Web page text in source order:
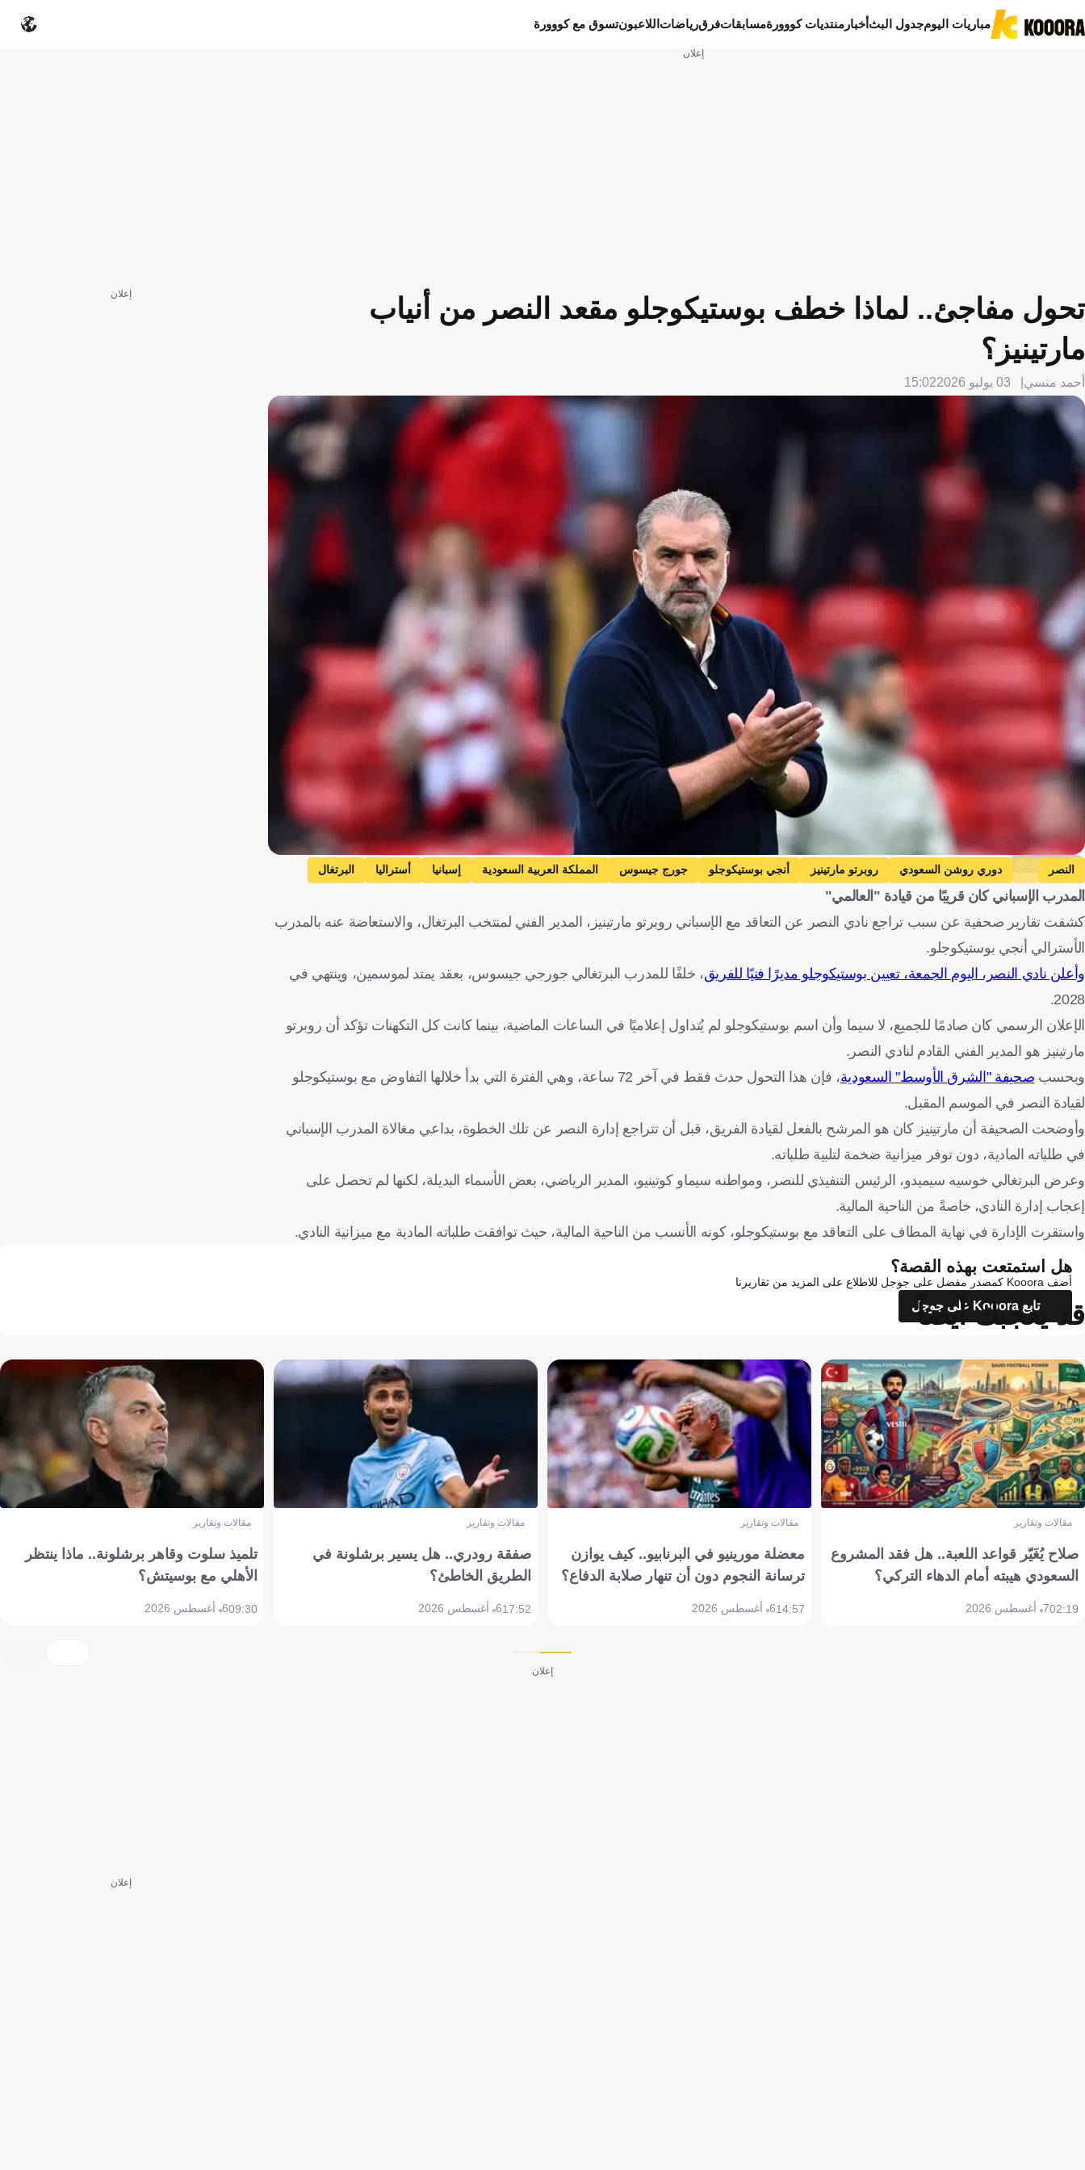
مباريات اليومجدول البثأخبار منتديات كووورةمسابقاتفرقرياضات اللاعبونتسوق مع كووورة
إعلان
تحول مفاجئ.. لماذا خطف بوستيكوجلو مقعد النصر من أنياب
مارتينيز؟
أحمد منسي 03 يوليو 2026 15:02
Getty Images
النصر دوري روشن السعودي روبرتو مارتينيز أنجي بوستيكوجلو جورج جيسوس المملكة العربية السعودية إسبانيا أستراليا
البرتغال
كرة قدم
المدرب الإسباني كان قريبًا من قيادة "العالمي"
كشفت تقارير صحفية عن سبب تراجع نادي النصر عن التعاقد مع الإسباني روبرتو مارتينيز، المدير الفني لمنتخب البرتغال، والاستعاضة عنه بالمدرب
الأسترالي أنجي بوستيكوجلو.
وأعلن نادي النصر، اليوم الجمعة، تعيين بوستيكوجلو مديرًا فنيًا للفريق، خلفًا للمدرب البرتغالي جورجي جيسوس، بعقد يمتد لموسمين، وينتهي في
2028.
الإعلان الرسمي كان صادمًا للجميع، لا سيما وأن اسم بوستيكوجلو لم يُتداول إعلاميًا في الساعات الماضية، بينما كانت كل التكهنات تؤكد أن روبرتو
مارتينيز هو المدير الفني القادم لنادي النصر.
وبحسب صحيفة "الشرق الأوسط" السعودية
، فإن هذا التحول حدث فقط في آخر 72 ساعة، وهي الفترة التي بدأ خلالها التفاوض مع بوستيكوجلو
لقيادة النصر في الموسم المقبل.
وأوضحت الصحيفة أن مارتينيز كان هو المرشح بالفعل لقيادة الفريق، قبل أن تتراجع إدارة النصر عن تلك الخطوة، بداعي مغالاة المدرب الإسباني
في طلباته المادية، دون توفر ميزانية ضخمة لتلبية طلباته.
وعرض البرتغالي خوسيه سيميدو، الرئيس التنفيذي للنصر، ومواطنه سيماو كوتينيو، المدير الرياضي، بعض الأسماء البديلة، لكنها لم تحصل على
إعجاب إدارة النادي، خاصةً من الناحية المالية.
واستقرت الإدارة في نهاية المطاف على التعاقد مع بوستيكوجلو، كونه الأنسب من الناحية المالية، حيث توافقت طلباته المادية مع ميزانية النادي.
إعلان
هل استمتعت بهذه القصة؟
أضف Kooora كمصدر مفضل على جوجل للاطلاع على المزيد من تقاريرنا
تابع Kooora على جوجل
قد يعجبك أيضاً
مقالات وتقارير
صلاح يُغَيّر قواعد اللعبة.. هل فقد المشروع
السعودي هيبته أمام الدهاء التركي؟
02:197 أغسطس 2026
مقالات وتقارير
معضلة مورينيو في البرنابيو.. كيف يوازن
ترسانة النجوم دون أن تنهار صلابة الدفاع؟
14:576 أغسطس 2026
مقالات وتقارير
صفقة رودري.. هل يسير برشلونة في
الطريق الخاطئ؟
17:526 أغسطس 2026
مقالات وتقارير
تلميذ سلوت وقاهر برشلونة.. ماذا ينتظر
الأهلي مع بوسيتش؟
09:306 أغسطس 2026
إعلان
إعلان